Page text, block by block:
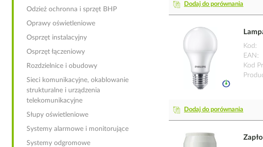
Dodaj do porównania
Kod
EAN
Kod
Dodaj do porównania
Odzież ochronna i sprzęt BHP
Oprawy oświetleniowe
Osprzęt instalacyjny
Osprzęt łączeniowy
Rozdzielnice i obudowy
Sieci komunikacyjne, okablowanie
strukturalne i urządzenia
telekomunikacyjne
Słupy oświetleniowe
Systemy alarmowe i monitorujące
Systemy odgromowe